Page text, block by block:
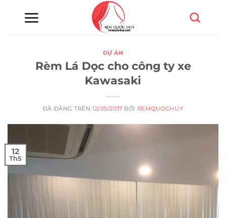
DỰ ÁN
Rèm Lá Dọc cho công ty xe
Kawasaki
ĐÃ ĐĂNG TRÊN12/05/2017 BỞI REMQUOCHUY
12
Th5